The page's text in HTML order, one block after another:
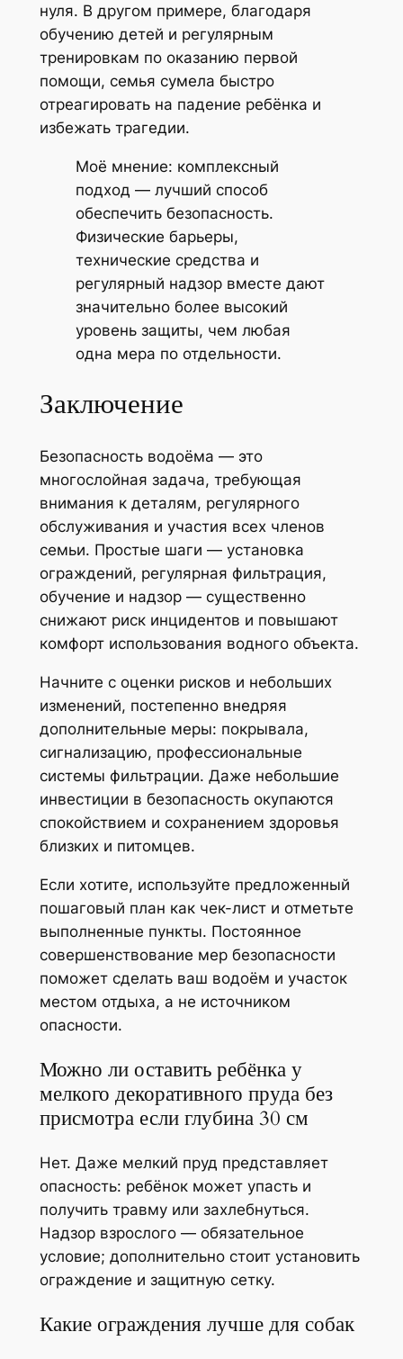
нуля. В другом примере, благодаря
обучению детей и регулярным
тренировкам по оказанию первой
помощи, семья сумела быстро
отреагировать на падение ребёнка и
избежать трагедии.
Моё мнение: комплексный
подход — лучший способ
обеспечить безопасность.
Физические барьеры,
технические средства и
регулярный надзор вместе дают
значительно более высокий
уровень защиты, чем любая
одна мера по отдельности.
Заключение
Безопасность водоёма — это
многослойная задача, требующая
внимания к деталям, регулярного
обслуживания и участия всех членов
семьи. Простые шаги — установка
ограждений, регулярная фильтрация,
обучение и надзор — существенно
снижают риск инцидентов и повышают
комфорт использования водного объекта.
Начните с оценки рисков и небольших
изменений, постепенно внедряя
дополнительные меры: покрывала,
сигнализацию, профессиональные
системы фильтрации. Даже небольшие
инвестиции в безопасность окупаются
спокойствием и сохранением здоровья
близких и питомцев.
Если хотите, используйте предложенный
пошаговый план как чек-лист и отметьте
выполненные пункты. Постоянное
совершенствование мер безопасности
поможет сделать ваш водоём и участок
местом отдыха, а не источником
опасности.
Можно ли оставить ребёнка у
мелкого декоративного пруда без
присмотра если глубина 30 см
Нет. Даже мелкий пруд представляет
опасность: ребёнок может упасть и
получить травму или захлебнуться.
Надзор взрослого — обязательное
условие; дополнительно стоит установить
ограждение и защитную сетку.
Какие ограждения лучше для собак